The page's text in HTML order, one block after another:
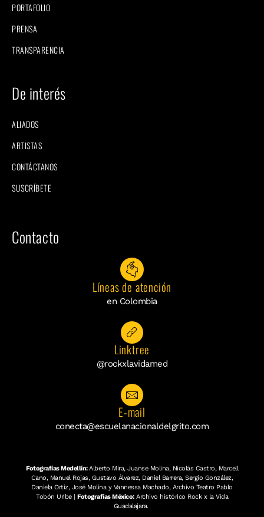
PORTAFOLIO
PRENSA
TRANSPARENCIA
De interés
ALIADOS
ARTISTAS
CONTÁCTANOS
SUSCRÍBETE
Contacto
Líneas de atención
en Colombia
Linktree
@rockxlavidamed
E-mail
conecta@escuelanacionaldelgrito.com
Fotografías Medellín:Alberto Mira, Juanse Molina, Nicolás Castro, Marcell
Cano, Manuel Rojas, Gustavo Álvarez, Daniel Barrera, Sergio González,
Daniela Ortiz, José Molina y Vannessa Machado, Archivo Teatro Pablo
Tobón Uribe | Fotografías México:Archivo histórico Rock x la Vida
Guadalajara.